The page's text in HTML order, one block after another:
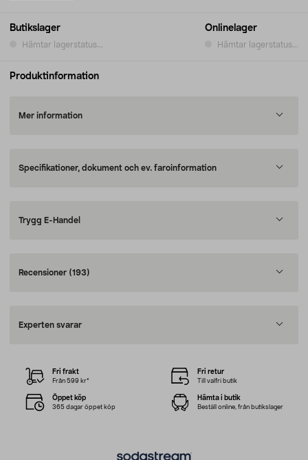
Butikslager
Hämtar lagerstatus...
Onlinelager
Hämtar lagerstatus...
Produktinformation
Mer information
Specifikationer, dokument och ev. faroinformation
Trygg E-Handel
Recensioner (193)
Experten svarar
Fri frakt
Från 599 kr*
Fri retur
Till valfri butik
Öppet köp
365 dagar öppet köp
Hämta i butik
Beställ online, från butikslager